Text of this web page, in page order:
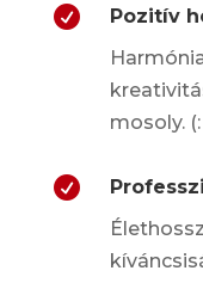

Pozitív
mosoly. (:
